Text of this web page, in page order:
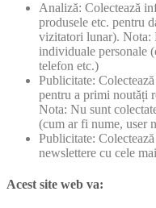
Analiză: Colectează
produsele etc. pentru
vizitatori lunar). Nota:
individuale personale
telefon etc.)
Publicitate:
pentru a primi noutăți
Nota: Nu sunt
(cum ar fi nume, user
Publicitate:
newslettere cu cele
Acest site web va: